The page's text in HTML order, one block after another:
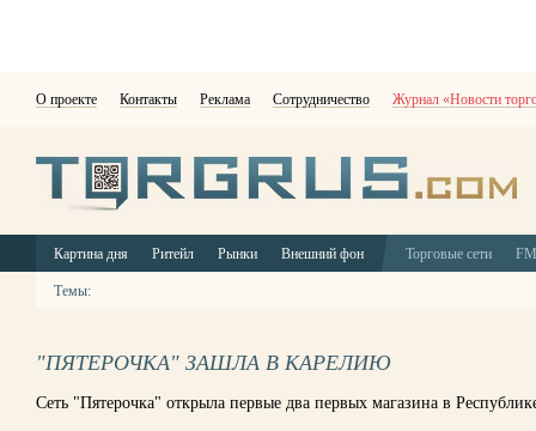
О проекте Контакты Реклама Сотрудничество Журнал «Новости
Картина дня Ритейл Рынки Внешний фон Торговые сети
Темы:
"ПЯТЕРОЧКА" ЗАШЛА В КАРЕЛИЮ
Сеть "Пятерочка" открыла первые два первых магазина в